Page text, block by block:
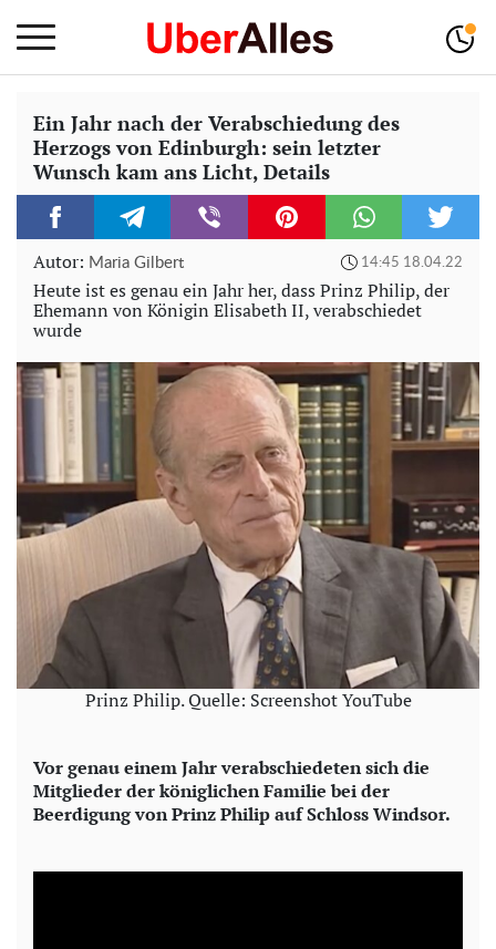
Ein Jahr nach der Verabschiedung des
Herzogs von Edinburgh: sein letzter
Wunsch kam ans Licht, Details
Autor: Maria Gilbert 14:45 18.04.22
Heute ist es genau ein Jahr her, dass Prinz Philip, der
Ehemann von Königin Elisabeth II, verabschiedet
wurde
Prinz Philip. Quelle: Screenshot YouTube
Vor genau einem Jahr verabschiedeten sich die
Mitglieder der königlichen Familie bei der
Beerdigung von Prinz Philip auf Schloss Windsor.